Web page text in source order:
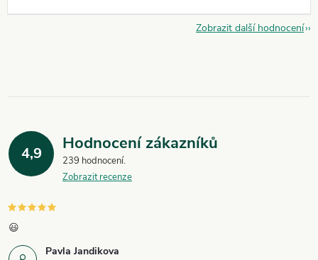
Zobrazit další hodnocení
4,9 Hodnocení zákazníků
239 hodnocení
Zobrazit recenze
Pavla Jandikova
😃